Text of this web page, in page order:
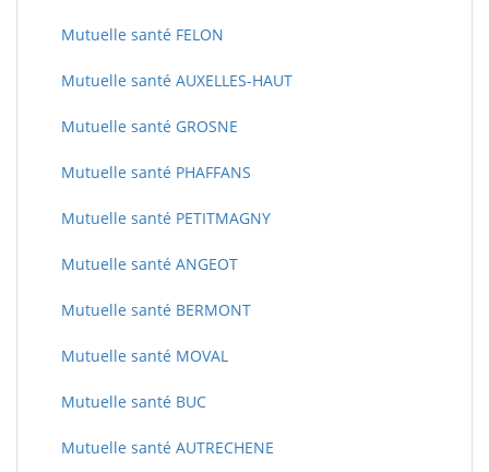
Mutuelle santé FELON
Mutuelle santé AUXELLES-HAUT
Mutuelle santé GROSNE
Mutuelle santé PHAFFANS
Mutuelle santé PETITMAGNY
Mutuelle santé ANGEOT
Mutuelle santé BERMONT
Mutuelle santé MOVAL
Mutuelle santé BUC
Mutuelle santé AUTRECHENE